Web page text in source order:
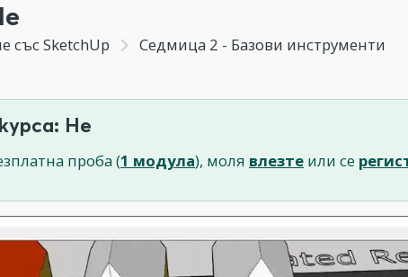
със SketchUp Седмица 2 - Базови инструменти
Не
проба (1 модула), моля влезте или се